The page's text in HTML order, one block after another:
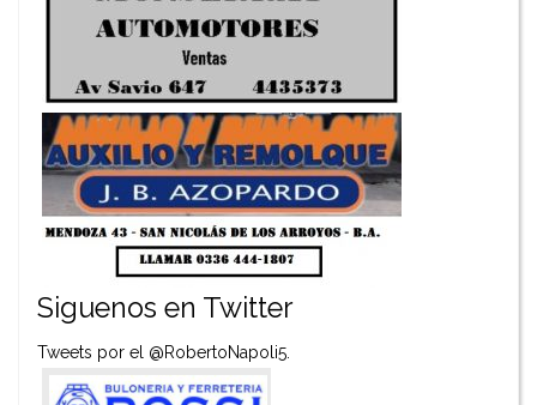
Siguenos en Twitter
Tweets por el @RobertoNapoli5.